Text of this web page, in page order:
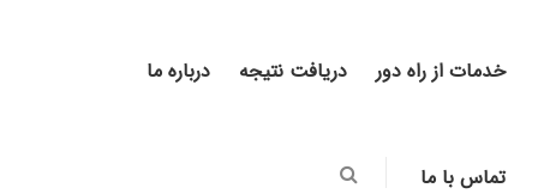
خدمات از راه دور دریافت نتیجه درباره ما
تماس با ما